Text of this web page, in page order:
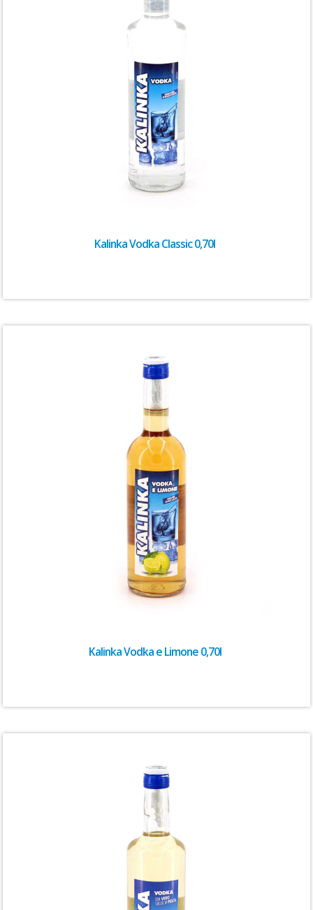
Kalinka Vodka Classic 0,70l
Kalinka Vodka e Limone 0,70l